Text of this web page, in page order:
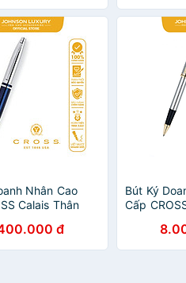
Nhân Cao
Calais Thân
đ
Bút Ký
Cấp